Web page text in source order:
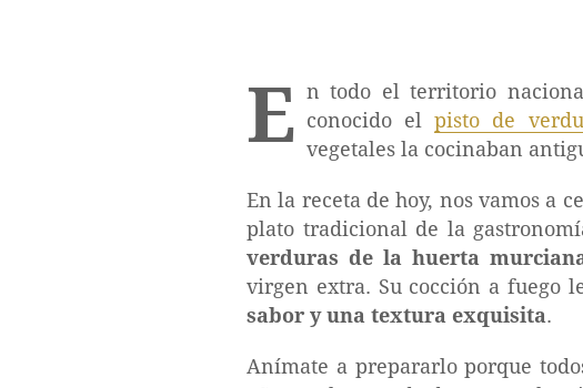
E n todo el territorio
conocido elpisto de
vegetales la cocinaban
En la receta de hoy, nos vamos a
plato tradicional de la
verduras de la huerta
virgen extra. Su cocción a fuego
sabor y una textura exquisita.
Anímate a prepararlo porque